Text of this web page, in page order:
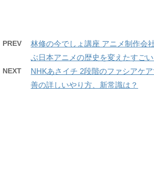
PREV
林修の今でしょ講座 アニメ制作会
ぶ日本アニメの歴史を変えたすご
NEXT
NHKあさイチ 2段階のファシアケ
善の詳しいやり方、新常識は？